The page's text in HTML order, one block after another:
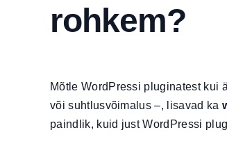
rohkem?
Mõtle WordPressi pluginatest kui
või suhtlusvõimalus –, lisavad ka
paindlik, kuid justWordPressi